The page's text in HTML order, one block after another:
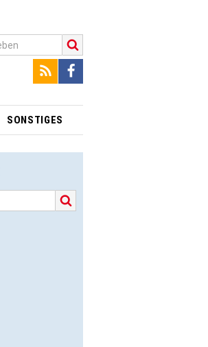
SONSTIGES